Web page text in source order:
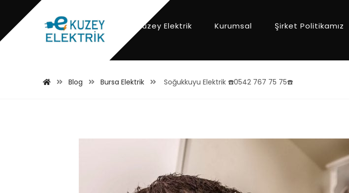
Kuzey Elektrik Kurumsal Şirket Politikamız
Blog Bursa Elektrik Soğukkuyu Elektrik ☎️0542 767 75 75☎️